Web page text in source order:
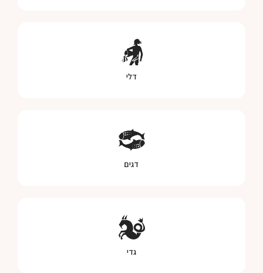
דלי
דגים
גדי